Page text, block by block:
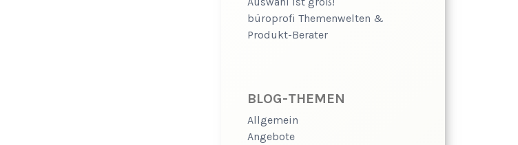
büroprofi Themenwelten &
Produkt-Berater
BLOG-THEMEN
Allgemein
Angebote